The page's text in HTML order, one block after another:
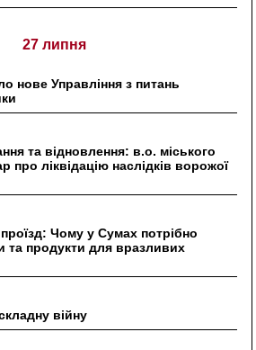
27 липня
нове Управління з питань
та відновлення: в.о. міського
про ліквідацію наслідків ворожої
Чому у Сумах потрібно
та продукти для вразливих
війну